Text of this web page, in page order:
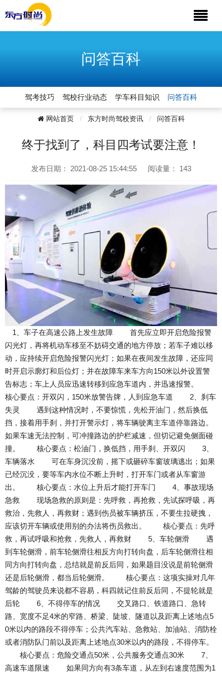
问答百科
驾考技巧 驾校行业动态 学车科目知识 问答百科
网站首页 东方时尚驾校资讯 问答百科
终于找到了，科目四考试要注意！
发布日期： 2021-08-25 15:44:55 阅读量： 143
1、车子在高速公路上发生故障 首先应立即开启危险报警
闪光灯，再将机动车移至不妨碍交通的地方停放；若车子难以移
动，应持续开启危险报警闪光灯；如果在夜间发生故障，还应同
时开启示廓灯和后位灯；并在故障车来车方向150米以外设置警
告标志；车上人员应迅速转移到应急车道内，并迅速报警。
核心要点：开双闪，150米放警告牌，人到应急车道 2、刹车
失灵 遇到这种情况时，不要惊慌，先松开油门，然后换低
挡，接着用手刹，并打开警示灯，将车辆驶离主车道停靠路边。
如果车速无法控制，可冲撞路边的护栏减速，但切记避免侧面碰
撞。 核心要点：松油门，换低挡，用手刹、开双闪 3、
车辆落水 可在车身沉没前，摇下或砸碎车窗玻璃逃出；如果
已经沉没，要等车内水位不断上升时，打开车门或者从车窗游
出。 核心要点：水位上升后才能打开车门 4、事故现场
急救 现场急救的原则是：先呼救，再抢救，先试探呼吸，再
救治，先救人，再救财；遇到伤员被车辆挤压，不要生拉硬拽，
应该切开车辆或使用别的办法将伤员救出。 核心要点：先呼
救，再试呼吸和抢救，先救人，再救财 5、车轮侧滑 遇
到车轮侧滑，前车轮侧滑往相反方向打转向盘，后车轮侧滑往相
同方向打转向盘，总结就是前反后同，如果题目没说是前轮侧滑
还是后轮侧滑，都当后轮侧滑。 核心要点：这项实操对几年
驾龄的驾驶员来说都不容易，科四就记住前反后同，不提轮就是
后轮 6、不得停车的情况 交叉路口、铁道路口、急转
路、宽度不足4米的窄路、桥梁、陡坡、隧道以及距离上述地点5
0米以内的路段不得停车；公共汽车站、急救站、加油站、消防栓
或者消防队门前以及距离上述地点30米以内的路段，不得停车。
核心要点：危险交通点50米，公共服务交通点30米 7、
高速车道限速 如果同方向有3条车道，从左到右速度范围为1